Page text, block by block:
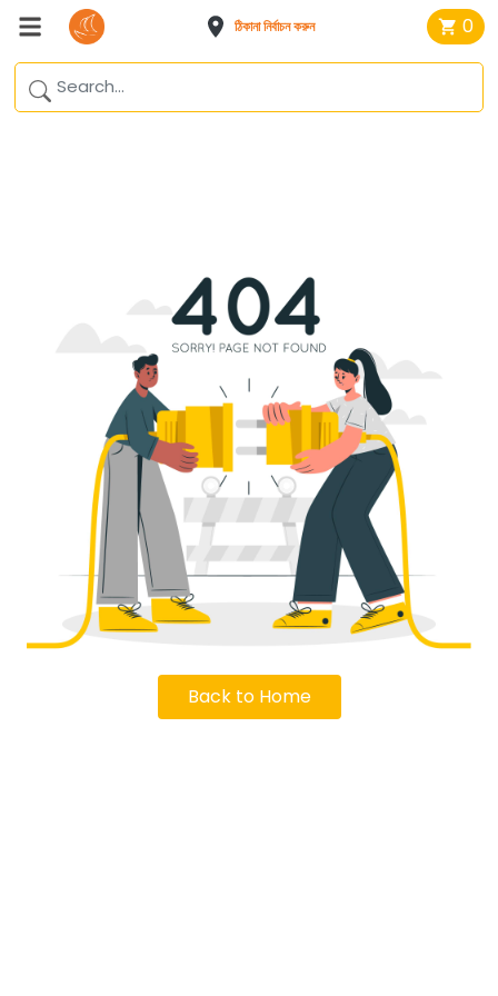
ঠিকানা নির্বাচন করুন 0
Back to Home